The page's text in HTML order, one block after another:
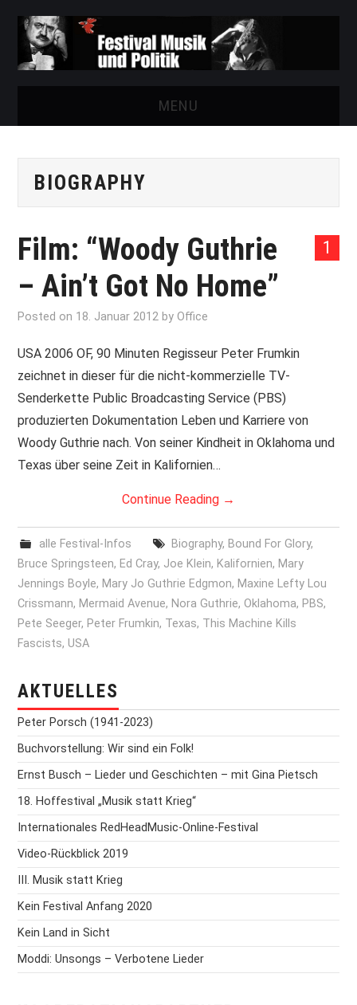
MENU
FESTIVAL
AUSSTELLUNGEN
ARCHIV
PRINT & CDS
IMPRESSUM
BIOGRAPHY
1
Film: “Woody Guthrie
– Ain’t Got No Home”
Posted on 18. Januar 2012 byOffice
USA 2006 OF, 90 Minuten Regisseur Peter Frumkin
zeichnet in dieser für die nicht-kommerzielle TV-
Senderkette Public Broadcasting Service (PBS)
produzierten Dokumentation Leben und Karriere von
Woody Guthrie nach. Von seiner Kindheit in Oklahoma und
Texas über seine Zeit in Kalifornien…
Continue Reading →
alle Festival-Infos Biography, Bound For Glory,
Bruce Springsteen, Ed Cray, Joe Klein, Kalifornien, Mary
Jennings Boyle, Mary Jo Guthrie Edgmon, Maxine Lefty Lou
Crissmann, Mermaid Avenue, Nora Guthrie,Oklahoma, PBS,
Pete Seeger, Peter Frumkin, Texas, This Machine Kills
Fascists,USA
AKTUELLES
Peter Porsch (1941-2023)
Buchvorstellung: Wir sind ein Folk!
Ernst Busch – Lieder und Geschichten – mit Gina Pietsch
18. Hoffestival „Musik statt Krieg“
Internationales RedHeadMusic-Online-Festival
Video-Rückblick 2019
III. Musik statt Krieg
Kein Festival Anfang 2020
Kein Land in Sicht
Moddi: Unsongs – Verbotene Lieder